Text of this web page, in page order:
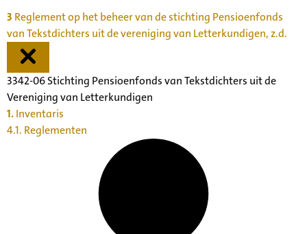
3 Reglement op het beheer van de stichting Pensioenfonds
van Tekstdichters uit de vereniging van Letterkundigen, z.d.
3342-06 Stichting Pensioenfonds van Tekstdichters uit de
Vereniging van Letterkundigen
1.Inventaris
4.1. Reglementen